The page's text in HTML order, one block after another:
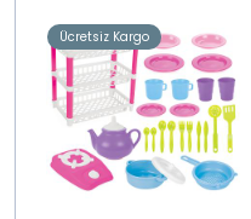
Ücretsiz Kargo